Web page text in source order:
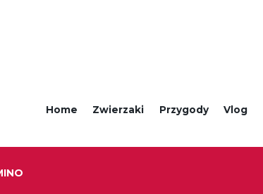
Home Zwierzaki Przygody Vlog